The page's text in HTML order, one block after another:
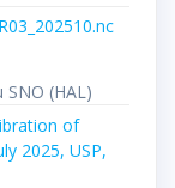
SNO (HAL)
of
2025, USP,